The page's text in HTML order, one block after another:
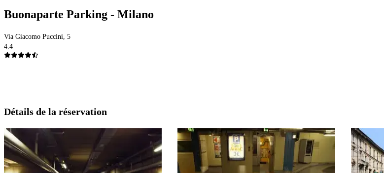
Buonaparte Parking - Milano
Via Giacomo Puccini, 5
4.4
Détails de la réservation